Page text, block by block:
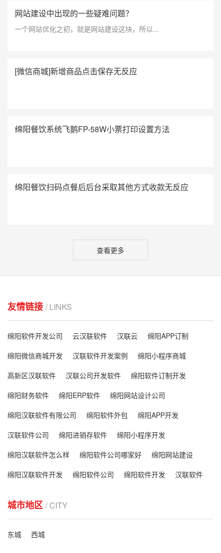
网站建设中出现的一些疑难问题？
一个网站优化之初，就是网站建设这块，所以...
[微信商城]新增商品点击保存无反应
绵阳餐饮系统飞鹅FP-58W小票打印设置方法
绵阳餐饮扫码点餐后后台采取其他方式收款无反应
查看更多
友情链接 / LINKS
绵阳软件开发公司 云汉联软件 汉联云
绵阳APP订制
绵阳微信商城开发
汉联软件开发案例
绵阳小程序商城
高新区汉联软件
汉联公司开发软件
绵阳软件订制开发
绵阳财务软件
绵阳ERP软件
绵阳网站设计公司
绵阳汉联软件有限公司
绵阳软件外包
绵阳APP开发
汉联软件公司
绵阳进销存软件
绵阳小程序开发
绵阳汉联软件怎么样
绵阳软件公司哪家好
绵阳网站建设
绵阳汉联软件开发
绵阳软件公司 绵阳软件开发 汉联软件
城市地区 / CITY
东城 西城